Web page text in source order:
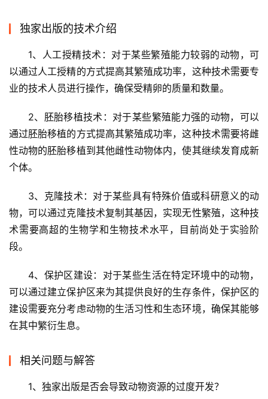
独家出版的技术介绍
1、人工授精技术：对于某些繁殖能力较弱的动物，可
以通过人工授精的方式提高其繁殖成功率，这种技术需要专
业的技术人员进行操作，确保受精卵的质量和数量。
2、胚胎移植技术：对于某些繁殖能力强的动物，可以
通过胚胎移植的方式提高其繁殖成功率，这种技术需要将雌
性动物的胚胎移植到其他雌性动物体内，使其继续发育成新
个体。
3、克隆技术：对于某些具有特殊价值或科研意义的动
物，可以通过克隆技术复制其基因，实现无性繁殖，这种技
术需要高超的生物学和生物技术水平，目前尚处于实验阶
段。
4、保护区建设：对于某些生活在特定环境中的动物，
可以通过建立保护区来为其提供良好的生存条件，保护区的
建设需要充分考虑动物的生活习性和生态环境，确保其能够
在其中繁衍生息。
相关问题与解答
1、独家出版是否会导致动物资源的过度开发？